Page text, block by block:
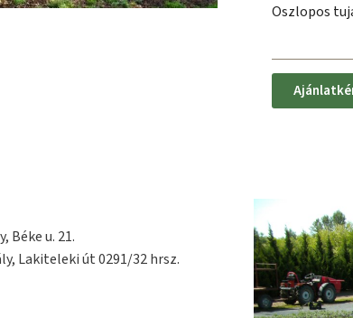
Oszlopos
Béke u. 21.
Lakiteleki út 0291/32 hrsz.